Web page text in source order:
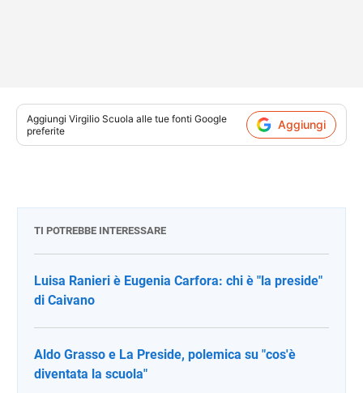
Aggiungi Virgilio Scuola alle tue fonti Google
preferite
Aggiungi
TI POTREBBE INTERESSARE
Luisa Ranieri è Eugenia Carfora: chi è "la preside"
di Caivano
Aldo Grasso e La Preside, polemica su "cos'è
diventata la scuola"